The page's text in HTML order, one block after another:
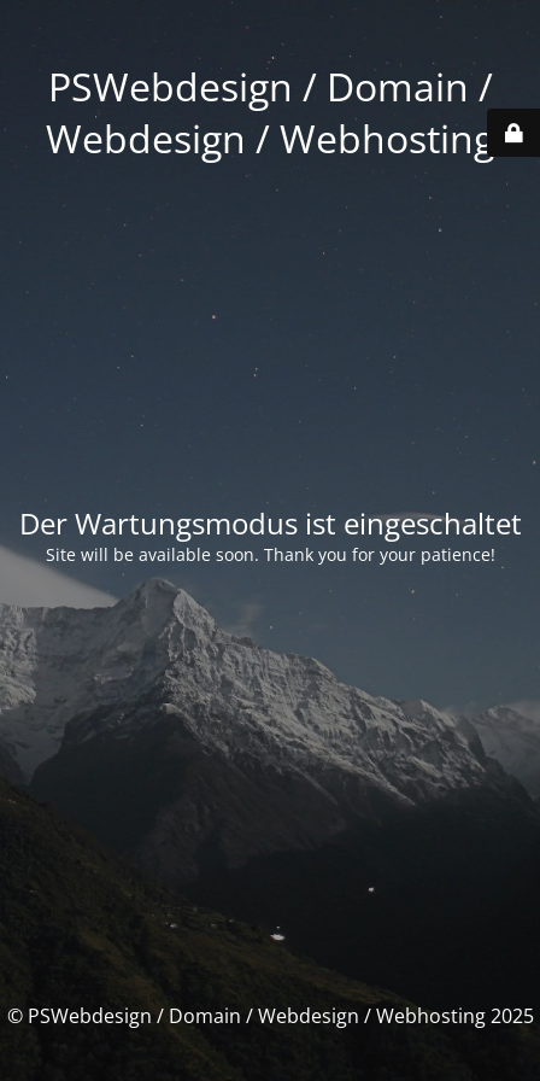
PSWebdesign / Domain /
Webdesign / Webhosting
Der Wartungsmodus ist eingeschaltet
Site will be available soon. Thank you for your patience!
© PSWebdesign / Domain / Webdesign / Webhosting 2025